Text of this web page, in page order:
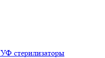
УФ стерилизаторы